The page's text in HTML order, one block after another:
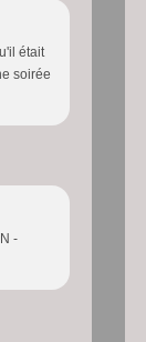
était
soirée
-